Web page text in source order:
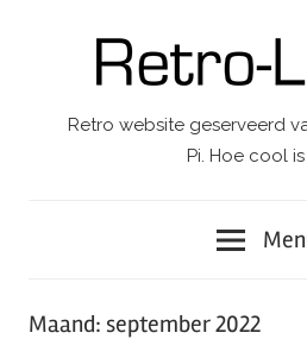
Retro-
Retro website geserveerd
Pi. Hoe cool
Maand: september 2022